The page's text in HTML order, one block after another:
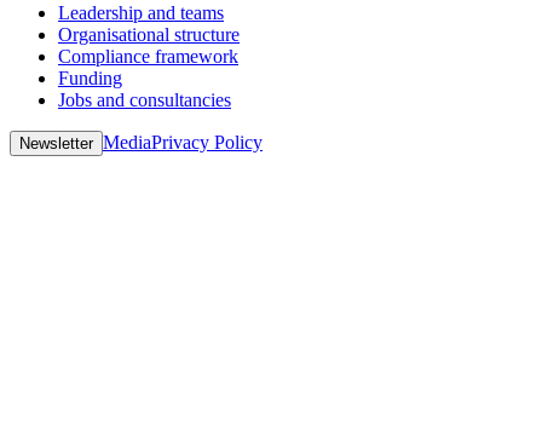
Leadership and teams
Organisational structure
Compliance framework
Funding
Jobs and consultancies
Newsletter MediaPrivacy Policy